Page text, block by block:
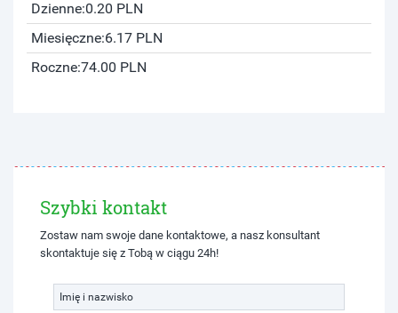
Dzienne:0.20 PLN
Miesięczne:6.17 PLN
Roczne:74.00 PLN
Szybki kontakt
Zostaw nam swoje dane kontaktowe, a nasz konsultant
skontaktuje się z Tobą w ciągu 24h!